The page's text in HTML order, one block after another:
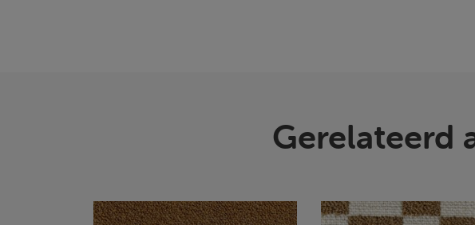
Gerelateerd